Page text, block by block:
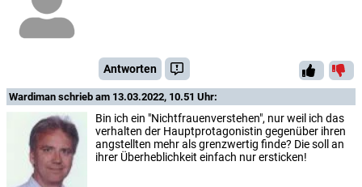
Antworten
Wardiman schrieb am 13.03.2022, 10.51 Uhr:
Bin ich ein "Nichtfrauenverstehen", nur weil ich das
verhalten der Hauptprotagonistin gegenüber ihren
angstellten mehr als grenzwertig finde? Die soll an
ihrer Überheblichkeit einfach nur ersticken!